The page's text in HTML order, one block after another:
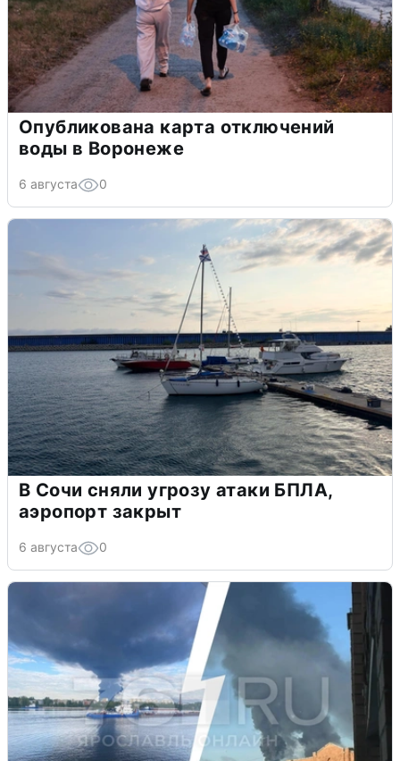
Опубликована карта отключений
воды в Воронеже
6 августа 0
В Сочи сняли угрозу атаки БПЛА,
аэропорт закрыт
6 августа 0